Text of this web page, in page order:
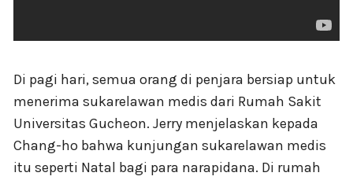
Di pagi hari, semua orang di penjara bersiap untuk
menerima sukarelawan medis dari Rumah Sakit
Universitas Gucheon. Jerry menjelaskan kepada
Chang-ho bahwa kunjungan sukarelawan medis
itu seperti Natal bagi para narapidana. Di rumah